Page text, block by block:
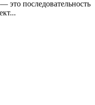
это последовательность